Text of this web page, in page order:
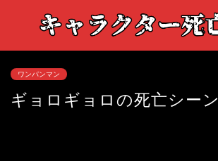
ワンパンマン
ギョロギョロの死亡シーン